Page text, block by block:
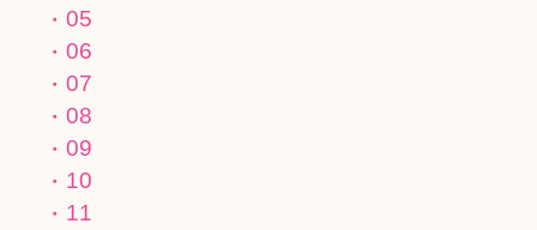
05
06
07
08
09
10
11